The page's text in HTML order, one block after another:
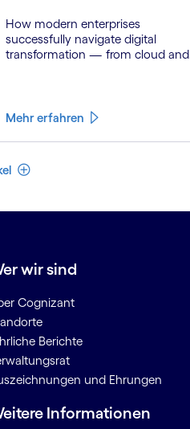
How modern enterprises
successfully navigate digital
transformation — from cloud and
Mehr erfahren
Weniger Artikel
wir sind
Cognizant
Berichte
und Ehrungen
Informationen